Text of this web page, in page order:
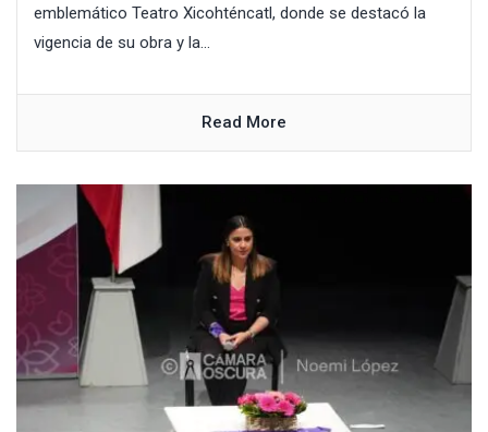
emblemático Teatro Xicohténcatl, donde se destacó la
vigencia de su obra y la...
Read More